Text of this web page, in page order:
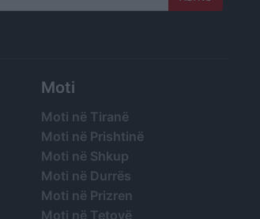
Moti
Moti në Tiranë
Moti në Prishtinë
Moti në Shkup
Moti në Durrës
Moti në Prizren
Moti në Tetovë